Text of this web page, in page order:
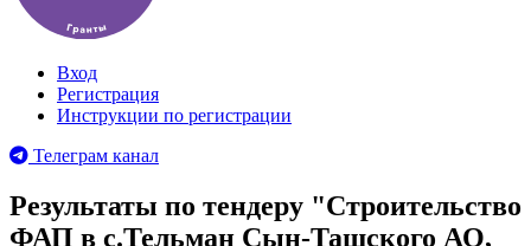
Вход
Регистрация
Инструкции по регистрации
Телеграм канал
Результаты по тендеру "Строительство
ФАП в с.Тельман Сын-Ташского АО,